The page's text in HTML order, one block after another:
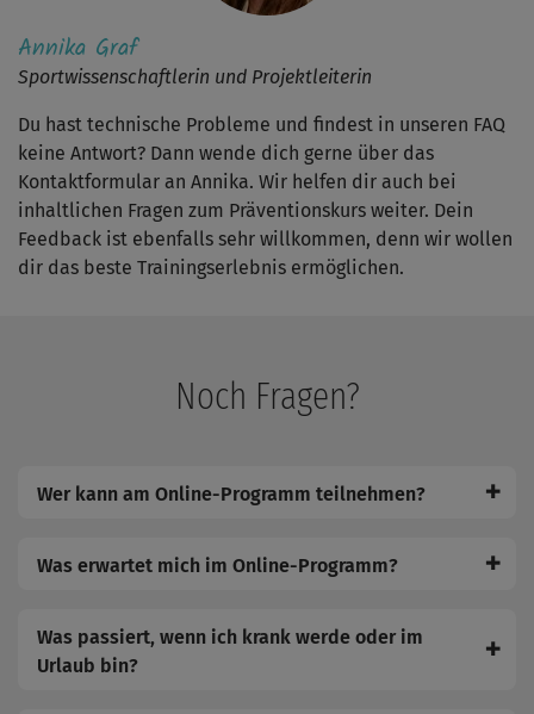
Annika Graf
Sportwissenschaftlerin und Projektleiterin
Du hast technische Probleme und findest in unseren FAQ
keine Antwort? Dann wende dich gerne über das
Kontaktformular an Annika. Wir helfen dir auch bei
inhaltlichen Fragen zum Präventionskurs weiter. Dein
Feedback ist ebenfalls sehr willkommen, denn wir wollen
dir das beste Trainingserlebnis ermöglichen.
Noch Fragen?
Wer kann am Online-Programm teilnehmen? ✚
Was erwartet mich im Online-Programm? ✚
Was passiert, wenn ich krank werde oder im
Urlaub bin?
✚